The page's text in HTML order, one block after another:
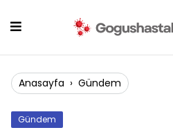
Anasayfa › Gündem
Gündem